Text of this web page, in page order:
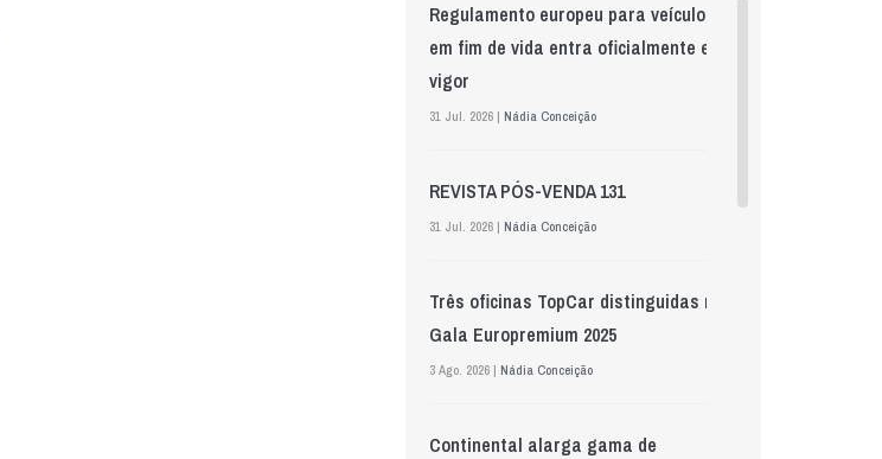
Regulamento europeu para veículos
em fim de vida entra oficialmente em
vigor
31 Jul. 2026 | Nádia Conceição
REVISTA PÓS-VENDA 131
31 Jul. 2026 | Nádia Conceição
Três oficinas TopCar distinguidas na
Gala Europremium 2025
3 Ago. 2026 | Nádia Conceição
Continental alarga gama de